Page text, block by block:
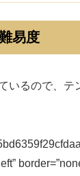
易度
いるので、テ